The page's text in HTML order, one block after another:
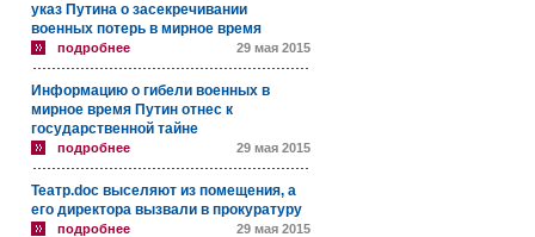
указ Путина о засекречивании
военных потерь в мирное время
подробнее 29 мая 2015
Информацию о гибели военных в
мирное время Путин отнес к
государственной тайне
подробнее 29 мая 2015
Театр.doc выселяют из помещения, а
его директора вызвали в прокуратуру
подробнее 29 мая 2015